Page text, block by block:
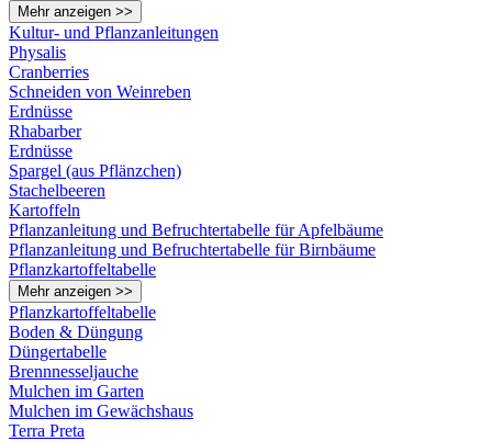
Mehr anzeigen >>
Kultur- und Pflanzanleitungen
Physalis
Cranberries
Schneiden von Weinreben
Erdnüsse
Rhabarber
Erdnüsse
Spargel (aus Pflänzchen)
Stachelbeeren
Kartoffeln
Pflanzanleitung und Befruchtertabelle für Apfelbäume
Pflanzanleitung und Befruchtertabelle für Birnbäume
Pflanzkartoffeltabelle
Mehr anzeigen >>
Pflanzkartoffeltabelle
Boden & Düngung
Düngertabelle
Brennnesseljauche
Mulchen im Garten
Mulchen im Gewächshaus
Terra Preta